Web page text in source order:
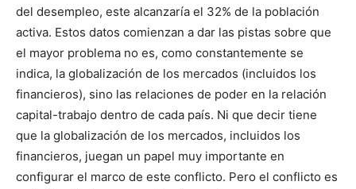
del desempleo, este alcanzaría el 32% de la población
activa. Estos datos comienzan a dar las pistas sobre que
el mayor problema no es, como constantemente se
indica, la globalización de los mercados (incluidos los
financieros), sino las relaciones de poder en la relación
capital-trabajo dentro de cada país. Ni que decir tiene
que la globalización de los mercados, incluidos los
financieros, juegan un papel muy importante en
configurar el marco de este conflicto. Pero el conflicto es